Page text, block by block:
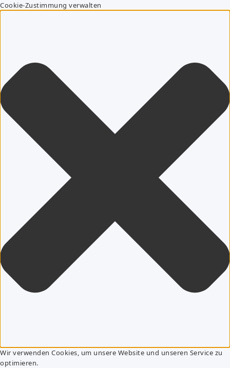
Cookie-Zustimmung verwalten
Wir verwenden Cookies, um unsere Website und unseren Service zu
optimieren.